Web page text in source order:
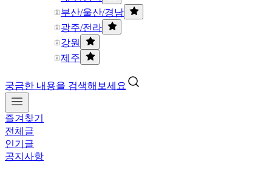
부산/울산/경남
광주/전라
강원
제주
궁금한 내용을 검색해보세요
즐겨찾기
전체글
인기글
공지사항